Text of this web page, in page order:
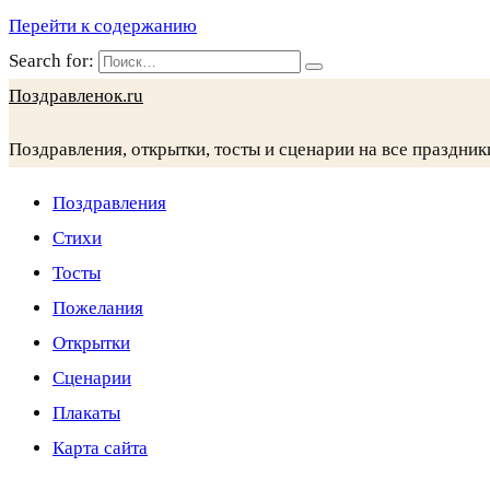
Перейти к содержанию
Search for:
Поздравленок.ru
Поздравления, открытки, тосты и сценарии на все
Поздравления
Стихи
Тосты
Пожелания
Открытки
Сценарии
Плакаты
Карта сайта